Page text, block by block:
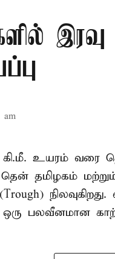
am
கி.மீ. உயரம் வரை
தென் தமிழகம்
பலவீனமான